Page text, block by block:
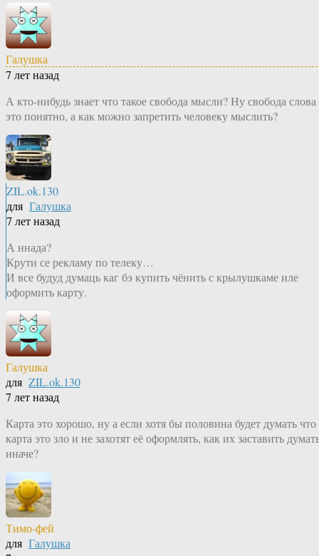
Галушка
7 лет назад
А кто-нибудь знает что такое свобода мысли? Ну свобода слова
это понятно, а как можно запретить человеку мыслить?
ZIL.ok.130
для Галушка
7 лет назад
А ннада?
Крути се рекламу по телеку…
И все будуд думаць каг бэ купить чёнить с крылушкаме иле
оформить карту.
Галушка
для ZIL.ok.130
7 лет назад
Карта это хорошо, ну а если хотя бы половина будет думать что
карта это зло и не захотят её оформлять, как их заставить
иначе?
Тимо-фей
для Галушка